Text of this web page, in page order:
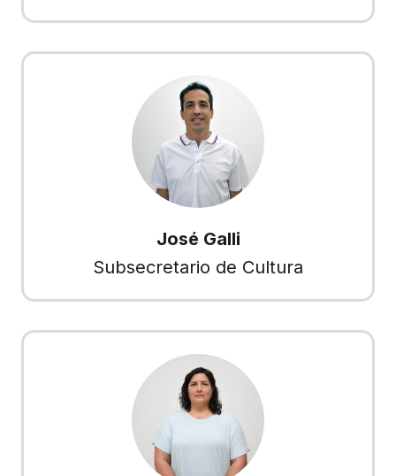
José Galli
Subsecretario de Cultura